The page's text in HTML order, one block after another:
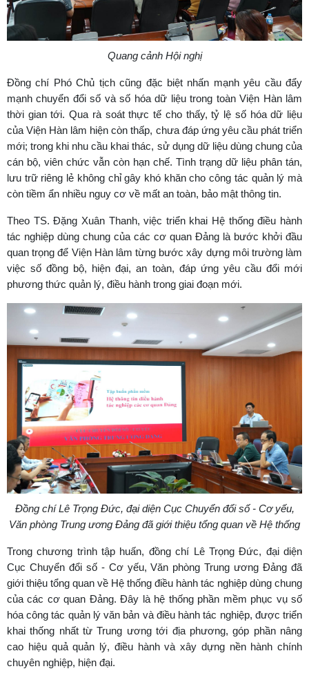
Quang cảnh Hội nghị
Đồng chí Phó Chủ tịch cũng đặc biệt nhấn mạnh yêu cầu đẩy
mạnh chuyển đổi số và số hóa dữ liệu trong toàn Viện Hàn lâm
thời gian tới. Qua rà soát thực tế cho thấy, tỷ lệ số hóa dữ liệu
của Viện Hàn lâm hiện còn thấp, chưa đáp ứng yêu cầu phát triển
mới; trong khi nhu cầu khai thác, sử dụng dữ liệu dùng chung của
cán bộ, viên chức vẫn còn hạn chế. Tình trạng dữ liệu phân tán,
lưu trữ riêng lẻ không chỉ gây khó khăn cho công tác quản lý mà
còn tiềm ẩn nhiều nguy cơ về mất an toàn, bảo mật thông tin.
Theo TS. Đặng Xuân Thanh, việc triển khai Hệ thống điều hành
tác nghiệp dùng chung của các cơ quan Đảng là bước khởi đầu
quan trọng để Viện Hàn lâm từng bước xây dựng môi trường làm
việc số đồng bộ, hiện đại, an toàn, đáp ứng yêu cầu đổi mới
phương thức quản lý, điều hành trong giai đoạn mới.
Đồng chí Lê Trọng Đức, đại diện Cục Chuyển đổi số - Cơ yếu,
Văn phòng Trung ương Đảng đã giới thiệu tổng quan về Hệ thống
Trong chương trình tập huấn, đồng chí Lê Trọng Đức, đại diện
Cục Chuyển đổi số - Cơ yếu, Văn phòng Trung ương Đảng đã
giới thiệu tổng quan về Hệ thống điều hành tác nghiệp dùng chung
của các cơ quan Đảng. Đây là hệ thống phần mềm phục vụ số
hóa công tác quản lý văn bản và điều hành tác nghiệp, được triển
khai thống nhất từ Trung ương tới địa phương, góp phần nâng
cao hiệu quả quản lý, điều hành và xây dựng nền hành chính
chuyên nghiệp, hiện đại.